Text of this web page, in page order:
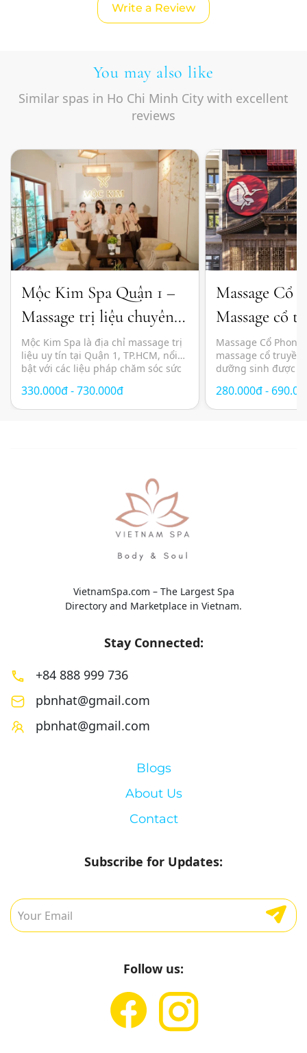
Write a Review
You may also like
Similar spas in Ho Chi Minh City with excellent
reviews
Mộc Kim Spa Quận 1 –
Massage trị liệu chuyên
sâu và thư giãn chuẩn
Nhật
Mộc Kim Spa là địa chỉ massage trị
liệu uy tín tại Quận 1, TP.HCM, nổi
bật với các liệu pháp chăm sóc sức
hiện đại, thảo dược thiên nhiên và
không gian thư giãn mang cảm
330.000đ - 730.000đ
Massage Cổ
Massage cổ
đầu dưỡng
Massage Cổ
massage cổ truyền
dưỡng sinh được
yên tĩnh, thư giãn
pháp chăm sóc
280.000đ -
VietnamSpa.com – The Largest Spa
Directory and Marketplace in Vietnam.
Stay Connected:
+84 888 999 736
pbnhat@gmail.com
pbnhat@gmail.com
Blogs
About Us
Contact
Subscribe for Updates:
Follow us: